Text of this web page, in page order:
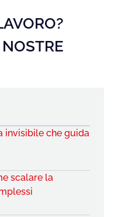
invisibile che guida
scalare la